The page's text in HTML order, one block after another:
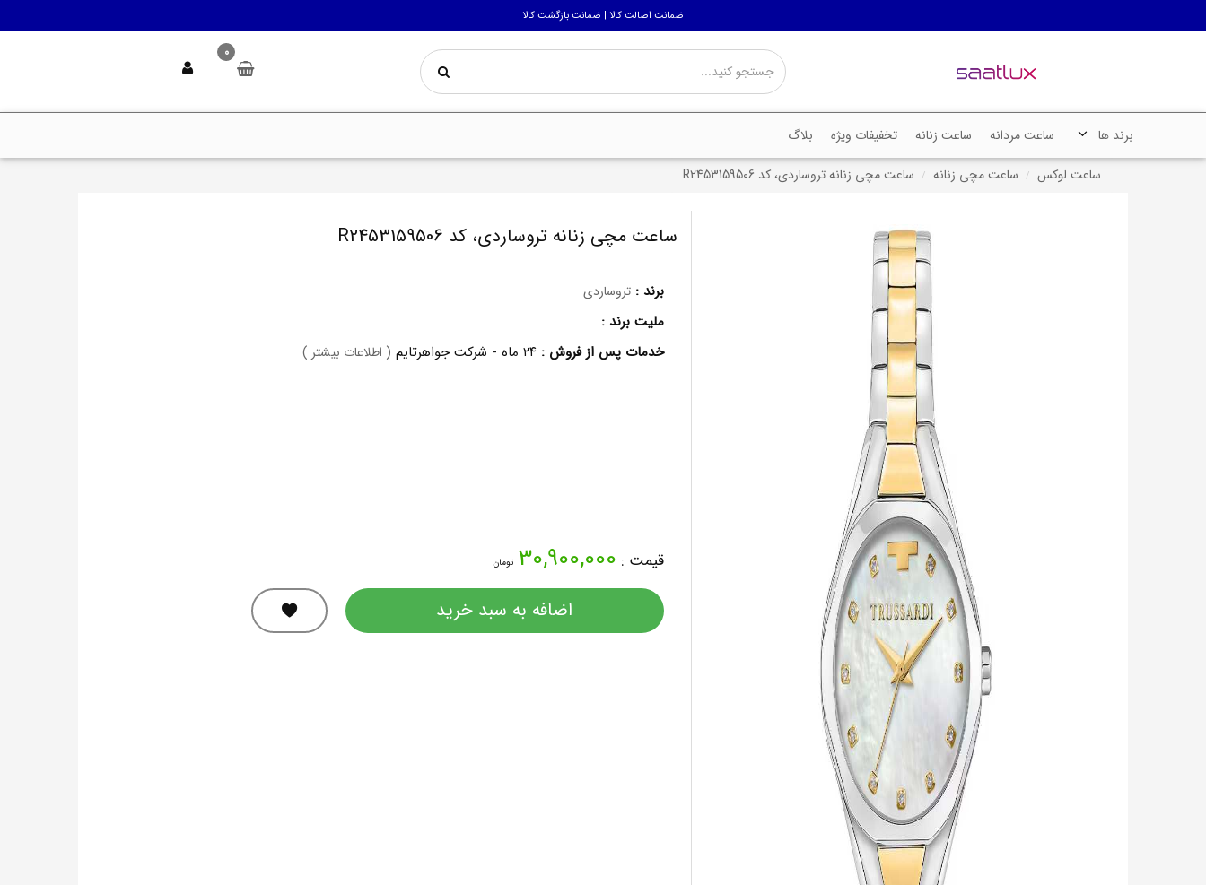
ضمانت اصالت کالا | ضمانت بازگشت کالا
0
برند ها ساعت مردانه ساعت زنانه تخفیفات ویژه
بلاگ
ساعت لوکس
ساعت مچی زنانه ساعت مچی زنانه تروساردی، کد R2453159506
ساعت مچی زنانه تروساردی، کد R2453159506
برند : تروساردی
ملیت برند :
خدمات پس از فروش :۲۴ ماه - شرکت جواهرتایم ( اطلاعات بیشتر )
قیمت : 30,900,000 تومان
اضافه به سبد خرید